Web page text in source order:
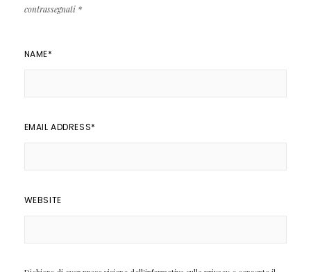
contrassegnati *
NAME*
EMAIL ADDRESS*
WEBSITE